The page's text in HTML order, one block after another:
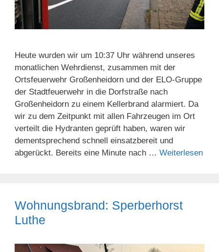
Heute wurden wir um 10:37 Uhr während unseres
monatlichen Wehrdienst, zusammen mit der
Ortsfeuerwehr Großenheidorn und der ELO-Gruppe
der Stadtfeuerwehr in die Dorfstraße nach
Großenheidorn zu einem Kellerbrand alarmiert. Da
wir zu dem Zeitpunkt mit allen Fahrzeugen im Ort
verteilt die Hydranten geprüft haben, waren wir
dementsprechend schnell einsatzbereit und
abgerückt. Bereits eine Minute nach … Weiterlesen
Wohnungsbrand: Sperberhorst
Luthe